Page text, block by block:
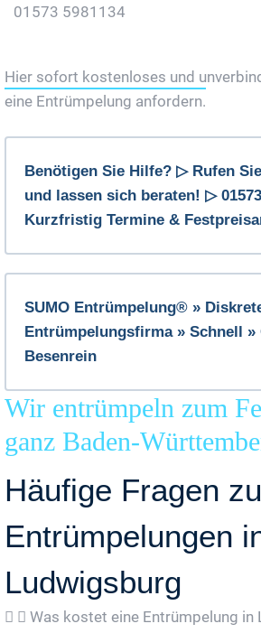
01573 5981134
Hier sofort kostenloses und
eine Entrümpelung anfordern.
Benötigen Sie Hilfe? ▷ Rufen
und lassen sich beraten! ▷
Kurzfristig Termine &
SUMO Entrümpelung® »
Entrümpelungsfirma » Schnell »
Besenrein
Wir entrümpeln zum
ganz Baden-
Häufige Fragen zu
Entrümpelungen
Ludwigsburg
Was kostet eine Entrümpelung in